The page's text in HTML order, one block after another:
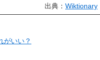
出典： Wiktionary
がいい？